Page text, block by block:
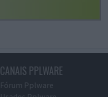
CANAIS PPLWARE
Fórum Pplware